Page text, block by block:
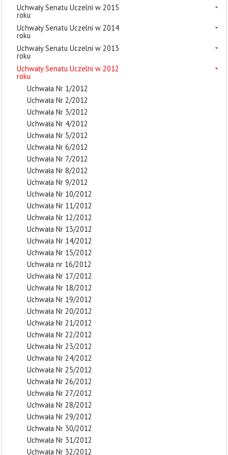
Uchwały Senatu Uczelni w 2015
roku
Uchwały Senatu Uczelni w 2014
roku
Uchwały Senatu Uczelni w 2013
roku
Uchwały Senatu Uczelni w 2012
roku
Uchwała Nr 1/2012
Uchwała Nr 2/2012
Uchwała Nr 3/2012
Uchwała Nr 4/2012
Uchwała Nr 5/2012
Uchwała Nr 6/2012
Uchwała Nr 7/2012
Uchwała Nr 8/2012
Uchwała Nr 9/2012
Uchwała Nr 10/2012
Uchwała Nr 11/2012
Uchwała Nr 12/2012
Uchwała Nr 13/2012
Uchwała Nr 14/2012
Uchwała Nr 15/2012
Uchwała nr 16/2012
Uchwała Nr 17/2012
Uchwała Nr 18/2012
Uchwała Nr 19/2012
Uchwała Nr 20/2012
Uchwała Nr 21/2012
Uchwała Nr 22/2012
Uchwała Nr 23/2012
Uchwała Nr 24/2012
Uchwała Nr 25/2012
Uchwała Nr 26/2012
Uchwała Nr 27/2012
Uchwała Nr 28/2012
Uchwała Nr 29/2012
Uchwała Nr 30/2012
Uchwała Nr 31/2012
Uchwała Nr 32/2012